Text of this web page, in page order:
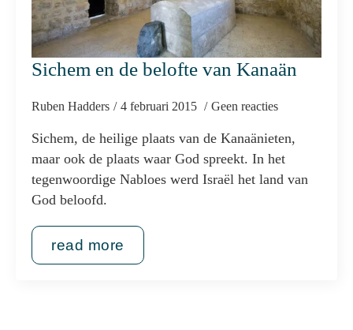
Sichem en de belofte van Kanaän
Ruben Hadders 4 februari 2015 Geen reacties
Sichem, de heilige plaats van de Kanaänieten,
maar ook de plaats waar God spreekt. In het
tegenwoordige Nabloes werd Israël het land van
God beloofd.
read more